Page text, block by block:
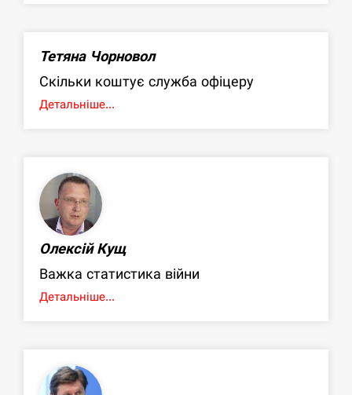
Тетяна Чорновол
Скільки коштує служба офіцеру
Детальніше...
Олексій Кущ
Важка статистика війни
Детальніше...